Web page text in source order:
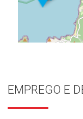
EMPREGO E